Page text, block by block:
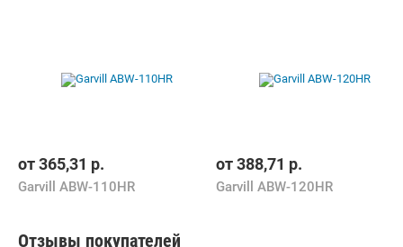
от365,31 р.
Garvill ABW-110HR
от388,71 р.
Garvill ABW-120HR
Отзывы покупателей